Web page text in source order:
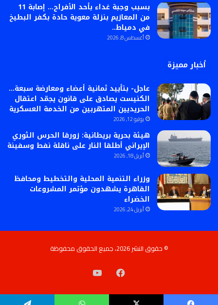
بسبب وجبة غداء بأحد الأفراح… إصابة 11
من المعازيم بنزلة معوية حادة بكفر البطيخ
في دمياط..
أغسطس 8, 2026
أخبار مميزة
عاجل- بتأييد ثمانية أعضاء ومعارضة سبعة…
الكنيست يصادق على قانون يجمّد اعتقال
الحريديين المتهربين من الخدمة العسكرية
يوليو 12, 2026
هيئة بحرية بريطانية: زورقا الحرس الثوري
الإيراني أطلقا النار على ناقلة نفط وسفينة
أبريل 18, 2026
​وزراء التنمية المحلية والتخطيط ومحافظ
القاهرة يشهدون مؤتمر المشروعات
الخضراء
أبريل 24, 2026
© حقوق النشر 2026، جميع الحقوق محفوظة
فيسبوك‫YouTube